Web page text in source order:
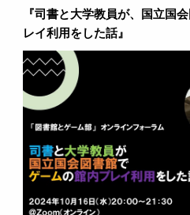
『司書と大学教員が、国立国
レイ利用をした話』